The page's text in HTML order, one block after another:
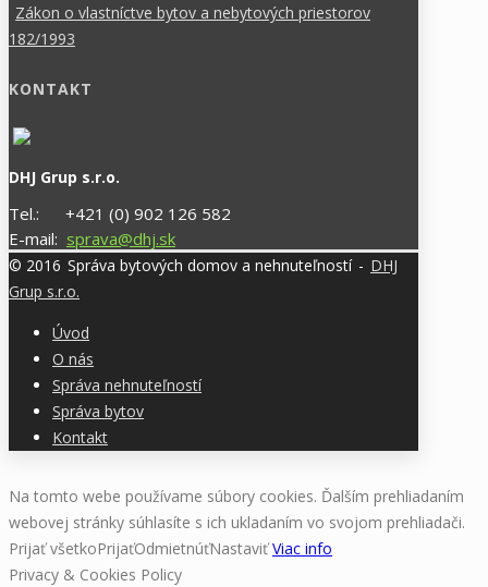
Zákon o vlastníctve bytov a nebytových priestorov
182/1993
KONTAKT
DHJ Grup s.r.o.
Tel.:
+421 (0) 902 126 582
E-mail: sprava@dhj.sk
© 2016 Správa bytových domov a nehnuteľností - DHJ
Grup s.r.o.
Úvod
O nás
Správa nehnuteľností
Správa bytov
Kontakt
Na tomto webe používame súbory cookies. Ďalším prehliadaním
webovej stránky súhlasíte s ich ukladaním vo svojom prehliadači.
Prijať všetkoPrijaťOdmietnúťNastaviť Viac info
Privacy & Cookies Policy